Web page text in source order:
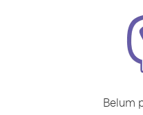
Belum